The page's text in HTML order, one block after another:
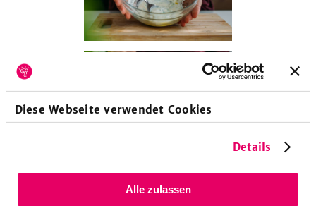
Diese Webseite verwendet Cookies
Details
Alle zulassen
Küchengeräte